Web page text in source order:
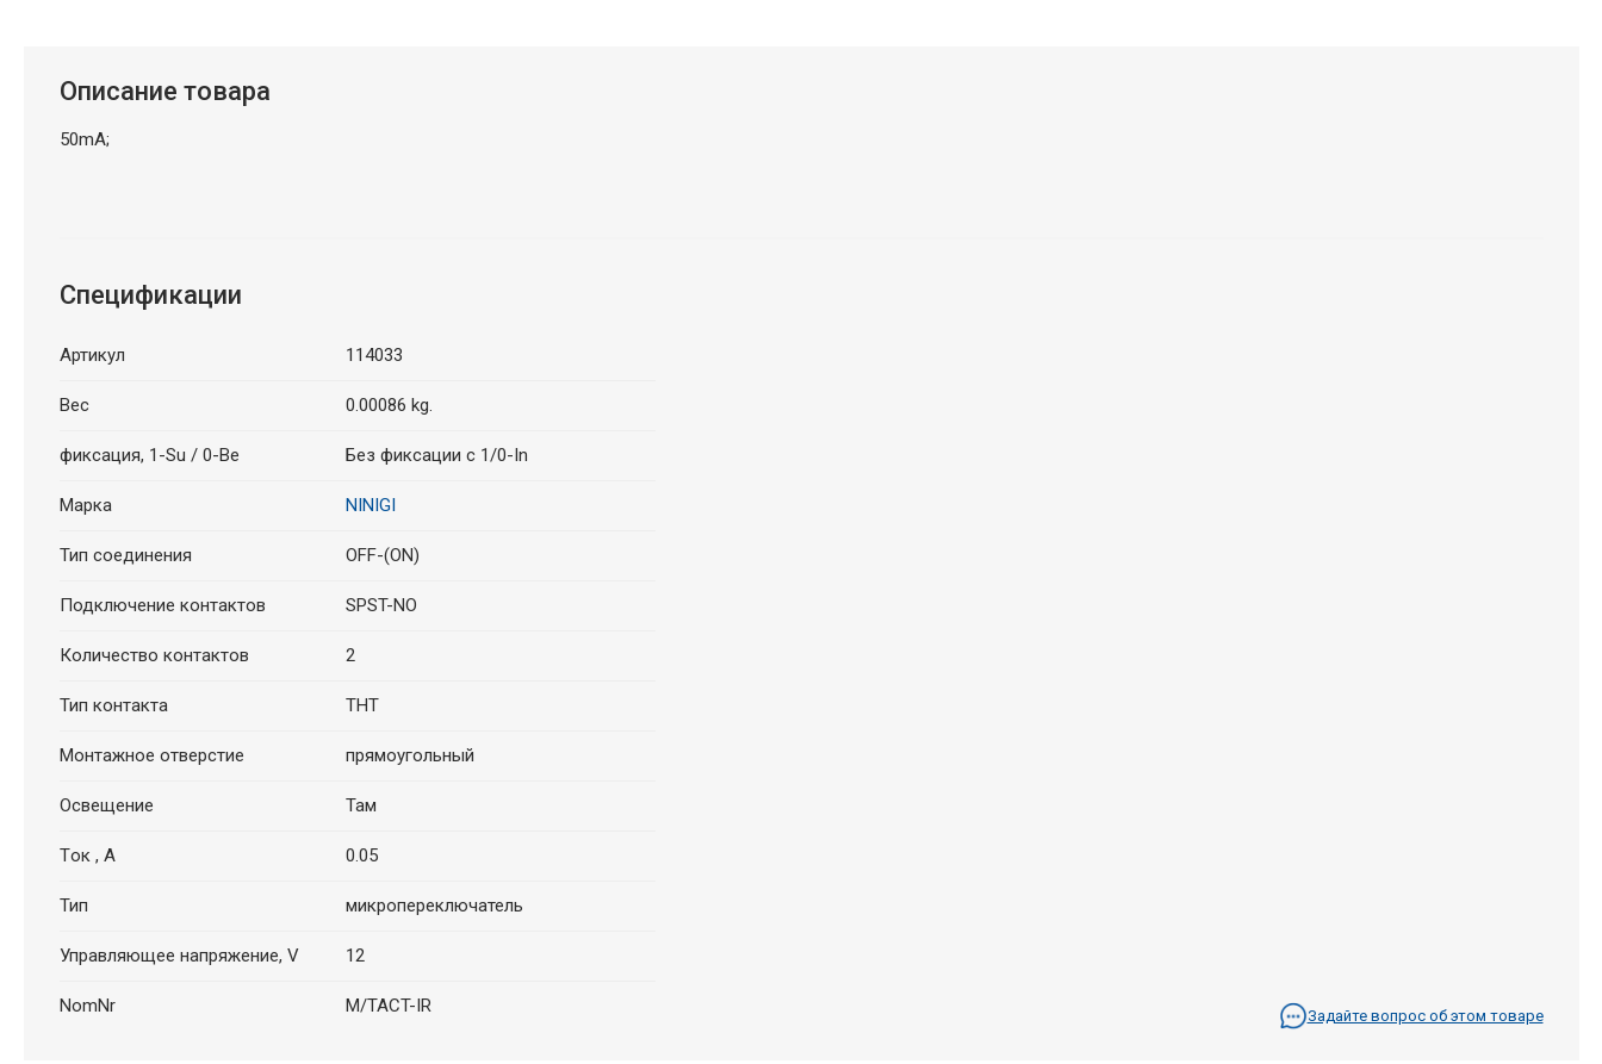
Описание товара
50mA;
Спецификации
Артикул 114033
Вес 0.00086 kg.
фиксация, 1-Su / 0-Be Без фиксации с 1/0-In
Марка NINIGI
Тип соединения OFF-(ON)
Подключение контактов SPST-NO
Количество контактов 2
Тип контакта THT
Монтажное отверстие прямоугольный
Освещение Там
Tок , A 0.05
Тип микропереключатель
Управляющее напряжение, V 12
NomNr M/TACT-IR Задайте вопрос об этом товаре